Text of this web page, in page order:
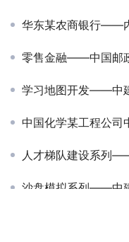
华东某农商银行——内
零售金融——中国邮
学习地图开发——中
中国化学某工程公司
人才梯队建设系列
沙盘模拟系列——中